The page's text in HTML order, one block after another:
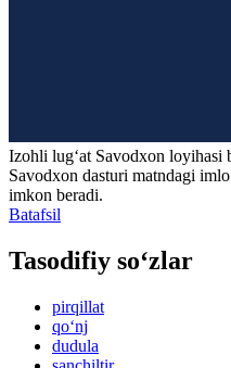
Izohli lugʻat Savodxon loyihasi
Savodxon dasturi matndagi
imkon beradi.
Batafsil
Tasodifiy so‘zlar
pirqillat
qo‘nj
dudula